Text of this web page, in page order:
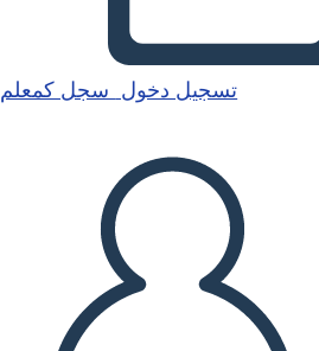
تسجيل دخول سجل كمعلم